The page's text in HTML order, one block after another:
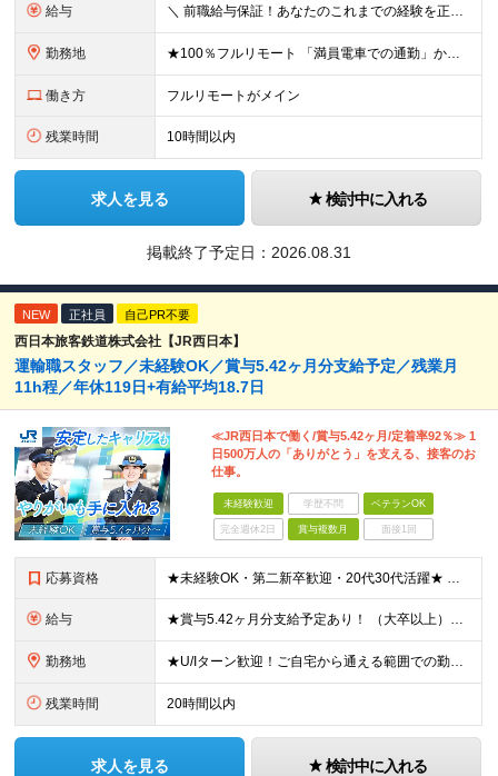
給与 ＼ 前職給与保証！あなたのこれまでの経験を正当評価 ／ ★月収50万円～スタート！【年俸600万～1,162万8,000円（12分割）】 ――「頑張りが給与に直結しない…」そんな不満とは無縁の環境で
勤務地 ★100％フルリモート 「満員電車での通勤」から卒業できます！ ★転勤なし 【本社】 東京都新宿区神楽坂1-2 研究社英語センタービル3階 本社またはプロジェクト先にて勤務いただきます！ ※プロジ
働き方 フルリモートがメイン
残業時間 10時間以内
求人を見る 検討中に入れる
掲載終了予定日： 2026.08.31
NEW 正社員 自己PR不要
西日本旅客鉄道株式会社【JR西日本】
運輸職スタッフ／未経験OK／賞与5.42ヶ月分支給予定／残業月
11h程／年休119日+有給平均18.7日
≪JR西日本で働く/賞与5.42ヶ月/定着率92％≫ 1
日500万人の「ありがとう」を支える、接客のお
仕事。
未経験歓迎 学歴不問 ベテランOK
完全週休2日 賞与複数月 面接1回
応募資格 ★未経験OK・第二新卒歓迎・20代30代活躍★ ☆高卒以上 ☆社会人経験（就労経験）がある方 業界・ポジション・年数は不問です！ 「誰もが知る大手企業で働きたい」 「1人より、チームで仕事がした
給与 ★賞与5.42ヶ月分支給予定あり！ （大卒以上）月給24万1,692円～39万5,780円＋各種手当＋賞与2回 （高卒以上）月給22万2,662円～39万5,780円＋各種手当＋賞与2回 ※上記は
勤務地 ★U/Iターン歓迎！ご自宅から通える範囲での勤務となります ★JR西日本本社（大阪市北区）または、当社事業エリア内（北陸から北九州まで）の各支社で勤務 ※関西に本社あり※ 〈近畿エリア〉 三重県（
残業時間 20時間以内
求人を見る 検討中に入れる